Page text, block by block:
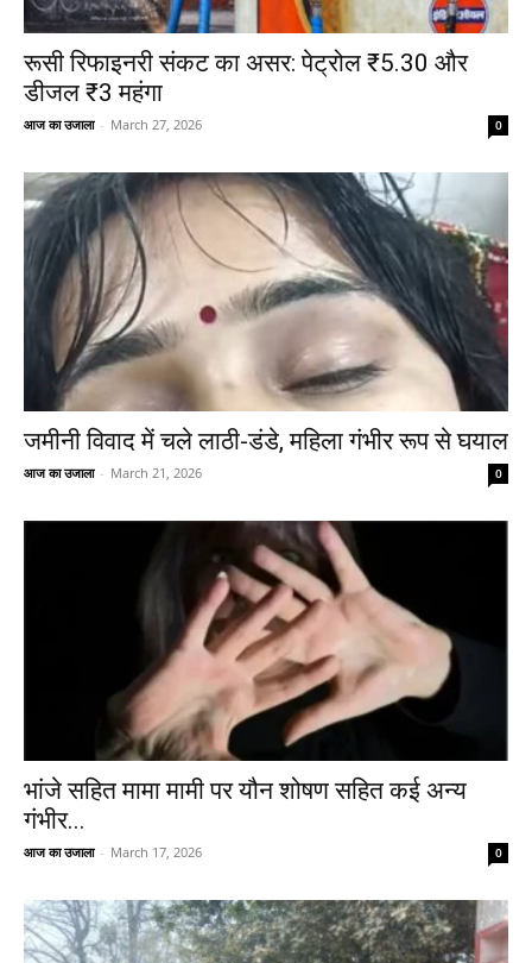
रूसी रिफाइनरी संकट का असर: पेट्रोल ₹5.30 और
डीजल ₹3 महंगा
आज का उजाला - March 27, 2026 0
जमीनी विवाद में चले लाठी-डंडे, महिला गंभीर रूप से घयाल
आज का उजाला - March 21, 2026 0
भांजे सहित मामा मामी पर यौन शोषण सहित कई अन्य
गंभीर...
आज का उजाला - March 17, 2026 0